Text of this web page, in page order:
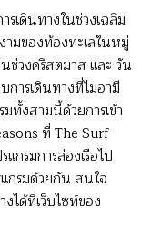
รเดินทางในช่วงเฉลิม
มของท้องทะเลในหมู่
นช่วงคริสตมาส และ วัน
ารเดินทางที่ไมอามี
ทั้งสามนี้ด้วยการเข้า
ที่ The Surf
กรมการล่องเรือไป
กรมด้วยกัน สนใจ
งได้ที่เว็บไซท์ของ